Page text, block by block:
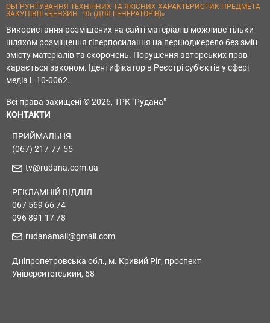
ОБҐРУНТУВАННЯ ТЕХНІЧНИХ ТА ЯКІСНИХ ХАРАКТЕРИСТИК ПРЕДМЕТА
ЗАКУПІВЛІ «БЕНЗИН - 95 (ДЛЯ ГЕНЕРАТОРІВ)»
Використання розміщених на сайті матеріалів можливе тільки
шляхом розміщення гіперпосилання на першоджерело без змін
змісту матеріалів та скорочень. Порушення авторських прав
карається законом. Ідентифікатор в Реєстрі суб'єктів у сфері
медіа L 10-0062.
Всі права захищені © 2026, ТРК "Рудана"
КОНТАКТИ
ПРИЙМАЛЬНЯ
(067) 217-77-55
tv@rudana.com.ua
РЕКЛАМНІЙ ВІДДІЛ
067 569 66 74
096 891 17 78
rudanamail@gmail.com
Дніпропетровська обл., м. Кривий Ріг, проспект
Університетський, 68